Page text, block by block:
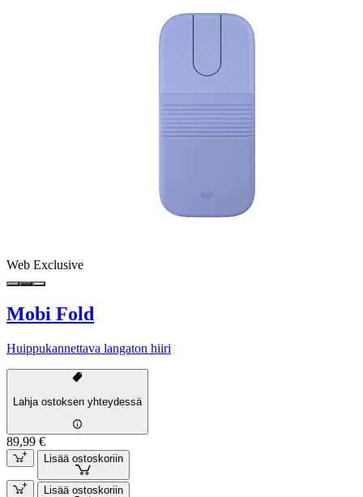
Web Exclusive
Mobi Fold
Huippukannettava langaton hiiri
Lahja ostoksen yhteydessä
89,99 €
Lisää ostoskoriin
Lisää ostoskoriin